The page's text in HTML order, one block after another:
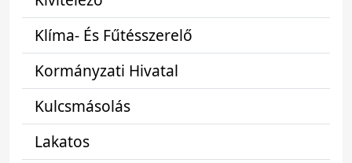
Klíma- És Fűtésszerelő
Kormányzati Hivatal
Kulcsmásolás
Lakatos